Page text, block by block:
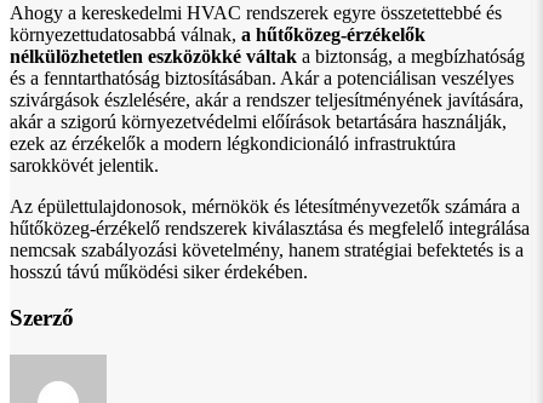
Ahogy a kereskedelmi HVAC rendszerek egyre összetettebbé és
környezettudatosabbá válnak, a hűtőközeg-érzékelők
nélkülözhetetlen eszközökké váltak a biztonság, a megbízhatóság
és a fenntarthatóság biztosításában. Akár a potenciálisan veszélyes
szivárgások észlelésére, akár a rendszer teljesítményének javítására,
akár a szigorú környezetvédelmi előírások betartására használják,
ezek az érzékelők a modern légkondicionáló infrastruktúra
sarokkövét jelentik.
Az épülettulajdonosok, mérnökök és létesítményvezetők számára a
hűtőközeg-érzékelő rendszerek kiválasztása és megfelelő integrálása
nemcsak szabályozási követelmény, hanem stratégiai befektetés is a
hosszú távú működési siker érdekében.
Szerző